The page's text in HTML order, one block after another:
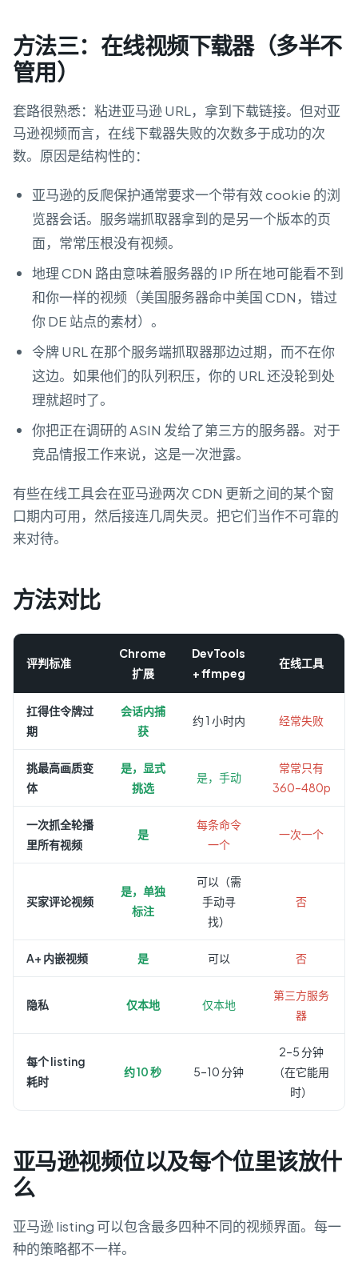
方法三：在线视频下载器（多半不
管用）
套路很熟悉：粘进亚马逊 URL，拿到下载链接。但对亚
马逊视频而言，在线下载器失败的次数多于成功的次
数。原因是结构性的：
亚马逊的反爬保护通常要求一个带有效 cookie 的浏
览器会话。服务端抓取器拿到的是另一个版本的页
面，常常压根没有视频。
地理 CDN 路由意味着服务器的 IP 所在地可能看不到
和你一样的视频（美国服务器命中美国 CDN，错过
你 DE 站点的素材）。
令牌 URL 在那个服务端抓取器那边过期，而不在你
这边。如果他们的队列积压，你的 URL 还没轮到处
理就超时了。
你把正在调研的 ASIN 发给了第三方的服务器。对于
竞品情报工作来说，这是一次泄露。
有些在线工具会在亚马逊两次 CDN 更新之间的某个窗
口期内可用，然后接连几周失灵。把它们当作不可靠的
来对待。
方法对比
评判标准
Chrome
扩展
DevTools
+ ffmpeg
在线工具
扛得住令牌过
期
会话内捕
获
约 1 小时内 经常失败
挑最高画质变
体
是，显式
挑选
是，手动
常常只有
360–480p
一次抓全轮播
里所有视频
是
每条命令
一个
一次一个
买家评论视频
是，单独
标注
可以（需
手动寻
找）
否
A+ 内嵌视频 是 可以 否
隐私 仅本地 仅本地
第三方服务
器
每个 listing
耗时
约 10 秒 5–10 分钟
2–5 分钟
（在它能用
时）
亚马逊视频位以及每个位里该放什
么
亚马逊 listing 可以包含最多四种不同的视频界面。每一
种的策略都不一样。